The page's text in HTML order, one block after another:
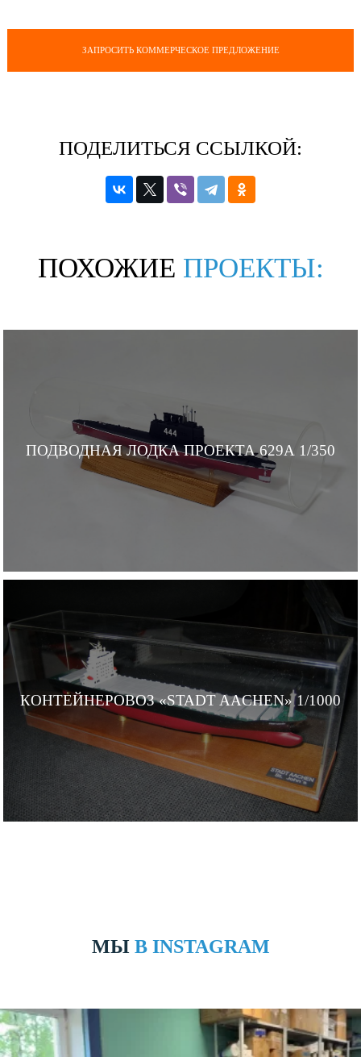
ЗАПРОСИТЬ КОММЕРЧЕСКОЕ ПРЕДЛОЖЕНИЕ
ПОДЕЛИТЬСЯ ССЫЛКОЙ:
ПОХОЖИЕ ПРОЕКТЫ:
ПОДВОДНАЯ ЛОДКА ПРОЕКТА 629А 1/350
КОНТЕЙНЕРОВОЗ «STADT AACHEN» 1/1000
МЫ В INSTAGRAM